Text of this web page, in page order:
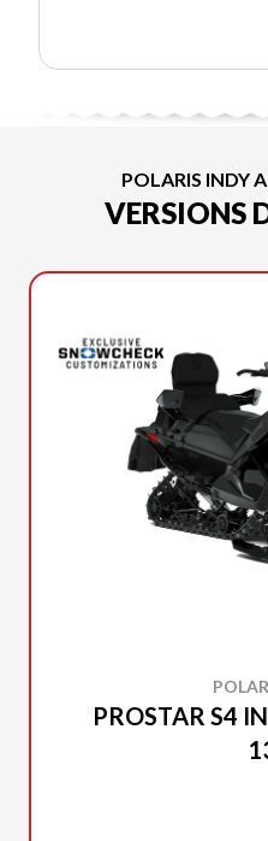
POLARIS INDY
VERSIONS
PROSTAR S4